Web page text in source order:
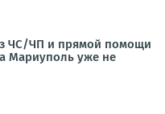
ЧС/ЧП и прямой помощи
Мариуполь уже не